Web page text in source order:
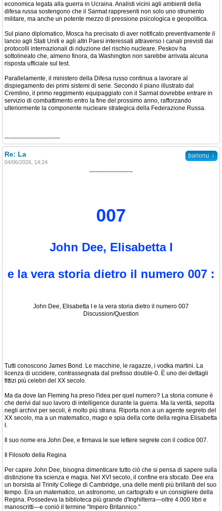
economica legata alla guerra in Ucraina. Analisti vicini agli ambienti della
difesa russa sostengono che il Sarmat rappresenti non solo uno strumento
militare, ma anche un potente mezzo di pressione psicologica e geopolitica.
Sul piano diplomatico, Mosca ha precisato di aver notificato preventivamente il
lancio agli Stati Uniti e agli altri Paesi interessati attraverso i canali previsti dai
protocolli internazionali di riduzione del rischio nucleare. Peskov ha
sottolineato che, almeno finora, da Washington non sarebbe arrivata alcuna
risposta ufficiale sul test.
Parallelamente, il ministero della Difesa russo continua a lavorare al
dispiegamento dei primi sistemi di serie. Secondo il piano illustrato dal
Cremlino, il primo reggimento equipaggiato con il Sarmat dovrebbe entrare in
servizio di combattimento entro la fine del prossimo anno, rafforzando
ulteriormente la componente nucleare strategica della Federazione Russa.
----------------------------
barionu ↓
Re: La
04/06/2026, 14:24
----------------------
007
John Dee, Elisabetta I
e la vera storia dietro il numero 007 :
John Dee, Elisabetta I e la vera storia dietro il numero 007
Discussion/Question
Tutti conoscono James Bond. Le macchine, le ragazze, i vodka martini. La
licenza di uccidere, contrassegnata dal prefisso double-0. È uno dei dettagli
fittizi più celebri del XX secolo.
Ma da dove Ian Fleming ha preso l'idea per quel numero? La storia comune è
che derivi dal suo lavoro di intelligence durante la guerra. Ma la verità, sepolta
negli archivi per secoli, è molto più strana. Riporta non a un agente segreto del
XX secolo, ma a un matematico, mago e spia della corte della regina Elisabetta
I.
Il suo nome era John Dee, e firmava le sue lettere segrete con il codice 007.
Il Filosofo della Regina
Per capire John Dee, bisogna dimenticare tutto ciò che si pensa di sapere sulla
distinzione tra scienza e magia. Nel XVI secolo, il confine era sfocato. Dee era
un borsista al Trinity College di Cambridge, una delle menti più brillanti del suo
tempo. Era un matematico, un astronomo, un cartografo e un consigliere della
Regina. Possedeva la biblioteca più grande d'Inghilterra—oltre 4.000 libri e
manoscritti—e coniò il termine "Impero Britannico."